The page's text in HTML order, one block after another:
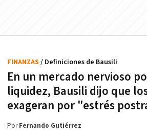
En un mercado nervioso
liquidez, Bausili dijo que
exageran por "estrés
FINANZAS / Definiciones de Bausili
PorFernando Gutiérrez